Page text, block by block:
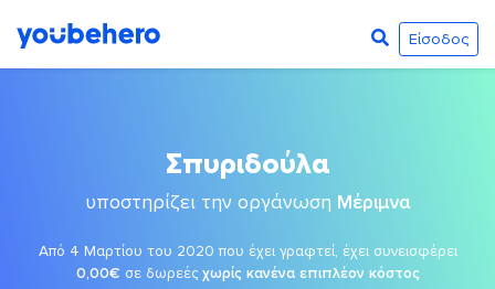
Είσοδος
Σπυριδούλα
υποστηρίζει την οργάνωση Μέριμνα
Από 4 Μαρτίου του 2020 που έχει γραφτεί, έχει συνεισφέρει
0,00€ σε δωρεές χωρίς κανένα επιπλέον κόστος